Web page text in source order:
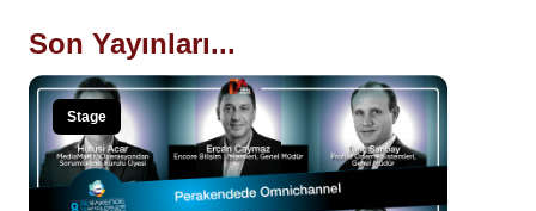
Son Yayınları...
Stage